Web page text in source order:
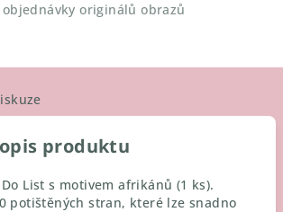
originálů obrazů
produktu
List s motivem afrikánů (1 ks).
potištěných stran, které lze snadno